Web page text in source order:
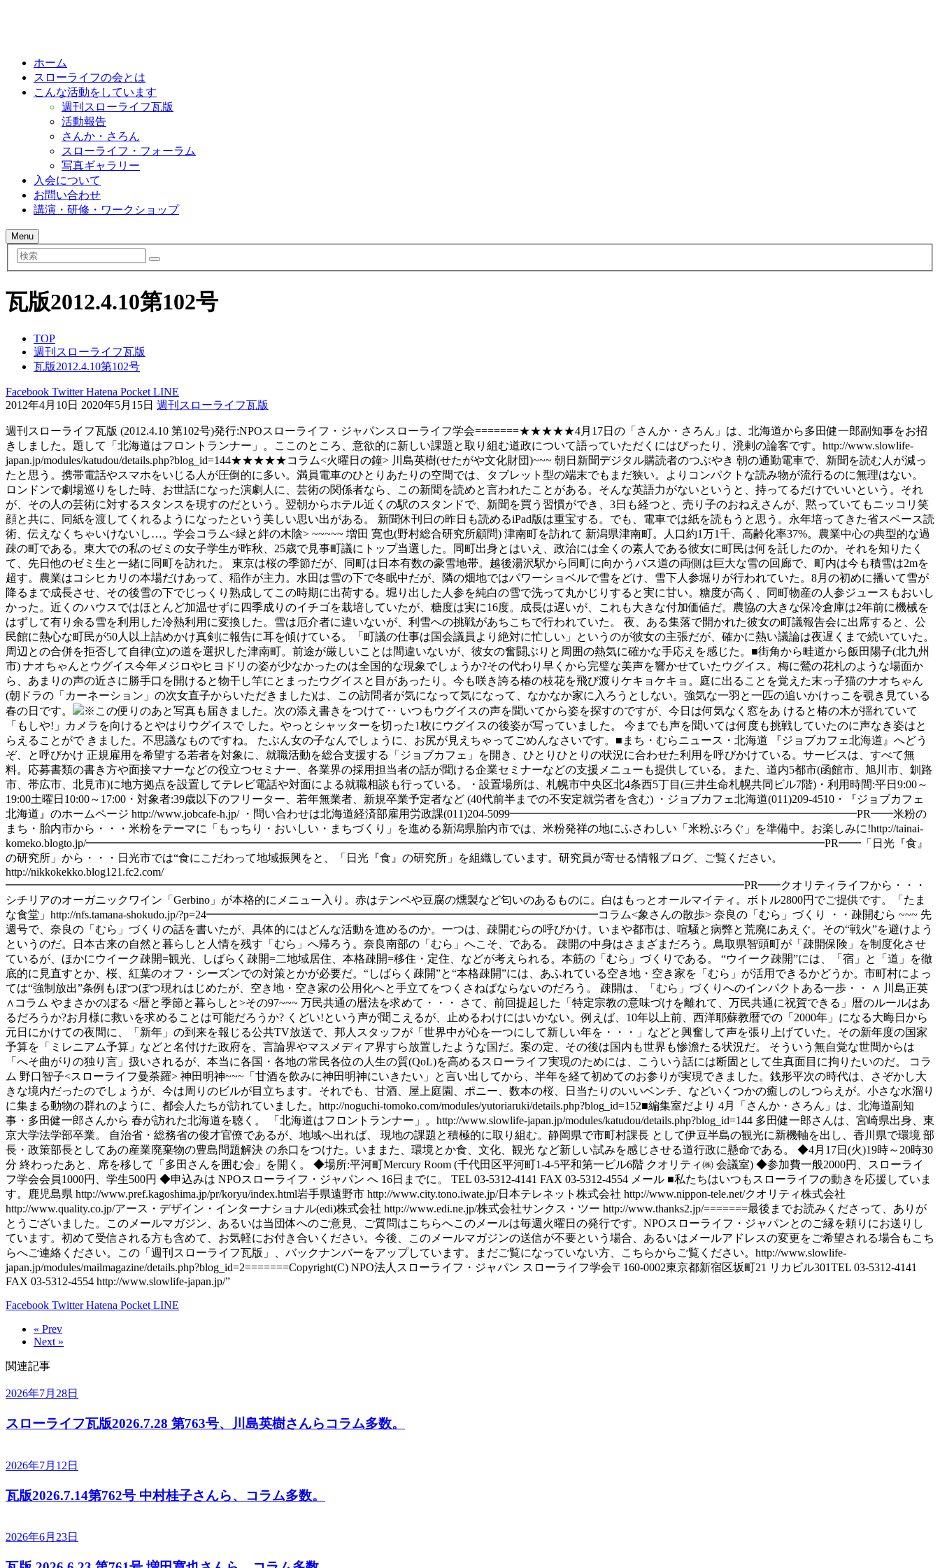
ホーム
スローライフの会とは
こんな活動をしています
週刊スローライフ瓦版
活動報告
さんか・さろん
スローライフ・フォーラム
写真ギャラリー
入会について
お問い合わせ
講演・研修・ワークショップ
Menu
検
索
瓦版2012.4.10第102号
TOP
週刊スローライフ瓦版
瓦版2012.4.10第102号
Facebook TwitterHatena Pocket LINE
2012年4月10日 2020年5月15日 週刊スローライフ瓦版
週刊スローライフ瓦版 (2012.4.10 第102号)発行:NPOスローライフ・ジャパンスローライフ学会=======★★★★★4月17日の「さんか・さろん」は、北海道から多田健一郎副知事をお招
きしました。題して「北海道はフロントランナー」。ここのところ、意欲的に新しい課題と取り組む道政について語っていただくにはぴったり、溌剌の論客です。http://www.slowlife-
japan.jp/modules/katudou/details.php?blog_id=144★★★★★コラム<火曜日の鐘> 川島英樹(せたがや文化財団)~~~ 朝日新聞デジタル購読者のつぶやき 朝の通勤電車で、新聞を読む人が減っ
たと思う。携帯電話やスマホをいじる人が圧倒的に多い。満員電車のひとりあたりの空間では、タブレット型の端末でもまだ狭い。よりコンパクトな読み物が流行るのに無理はない。
ロンドンで劇場巡りをした時、お世話になった演劇人に、芸術の関係者なら、この新聞を読めと言われたことがある。そんな英語力がないというと、持ってるだけでいいという。それ
が、その人の芸術に対するスタンスを現すのだという。翌朝からホテル近くの駅のスタンドで、新聞を買う習慣ができ、3日も経つと、売り子のおねえさんが、黙っていてもニッコリ笑
顔と共に、同紙を渡してくれるようになったという美しい思い出がある。 新聞休刊日の昨日も読めるiPad版は重宝する。でも、電車では紙を読もうと思う。永年培ってきた省スペース読
術、伝えなくちゃいけないし…。学会コラム<緑と絆の木陰> ~~~~~ 増田 寛也(野村総合研究所顧問) 津南町を訪れて 新潟県津南町。人口約1万1千、高齢化率37%。農業中心の典型的な過
疎の町である。東大での私のゼミの女子学生が昨秋、25歳で見事町議にトップ当選した。同町出身とはいえ、政治には全くの素人である彼女に町民は何を託したのか。それを知りたく
て、先日他のゼミ生と一緒に同町を訪れた。 東京は桜の季節だが、同町は日本有数の豪雪地帯。越後湯沢駅から同町に向かうバス道の両側は巨大な雪の回廊で、町内は今も積雪は2mを
超す。農業はコシヒカリの本場だけあって、稲作が主力。水田は雪の下で冬眠中だが、隣の畑地ではパワーショベルで雪をどけ、雪下人参堀りが行われていた。8月の初めに播いて雪が
降るまで成長させ、その後雪の下でじっくり熟成してこの時期に出荷する。堀り出した人参を純白の雪で洗って丸かじりすると実に甘い。糖度が高く、同町物産の人参ジュースもおいし
かった。近くのハウスではほとんど加温せずに四季成りのイチゴを栽培していたが、糖度は実に16度。成長は遅いが、これも大きな付加価値だ。農協の大きな保冷倉庫は2年前に機械を
はずして有り余る雪を利用した冷熱利用に変換した。雪は厄介者に違いないが、利雪への挑戦があちこちで行われていた。 夜、ある集落で開かれた彼女の町議報告会に出席すると、公
民館に熱心な町民が50人以上詰めかけ真剣に報告に耳を傾けている。「町議の仕事は国会議員より絶対に忙しい」というのが彼女の主張だが、確かに熱い議論は夜遅くまで続いていた。
周辺との合併を拒否して自律(立)の道を選択した津南町。前途が厳しいことは間違いないが、彼女の奮闘ぶりと周囲の熱気に確かな手応えを感じた。■街角から畦道から飯田陽子(北九州
市) ナオちゃんとウグイス今年メジロやヒヨドリの姿が少なかったのは全国的な現象でしょうか?その代わり早くから完璧な美声を響かせていたウグイス。梅に鶯の花札のような場面か
ら、あまりの声の近さに勝手口を開けると物干し竿にとまったウグイスと目があったり。今も咲き誇る椿の枝花を飛び渡りケキョケキョ。庭に出ることを覚えた末っ子猫のナオちゃん
(朝ドラの「カーネーション」の次女直子からいただきました)は、この訪問者が気になって気になって、なかなか家に入ろうとしない。強気な一羽と一匹の追いかけっこを覗き見ている
春の日です。
※この便りのあと写真も届きました。次の添え書きをつけて‥ いつもウグイスの声を聞いてから姿を探すのですが、今日は何気なく窓をあ けると椿の木が揺れていて
「もしや!」カメラを向けるとやはりウグイスで した。やっとシャッターを切った1枚にウグイスの後姿が写っていました。 今までも声を聞いては何度も挑戦していたのに声なき姿はと
らえることがで きました。不思議なものですね。 たぶん女の子なんでしょうに、お尻が見えちゃってごめんなさいです。■まち・むらニュース・北海道 『ジョブカフェ北海道』へどう
ぞ、と呼びかけ 正規雇用を希望する若者を対象に、就職活動を総合支援する「ジョブカフェ」を開き、ひとりひとりの状況に合わせた利用を呼びかけている。サービスは、すべて無
料。応募書類の書き方や面接マナーなどの役立つセミナー、各業界の採用担当者の話が聞ける企業セミナーなどの支援メニューも提供している。また、道内5都市(函館市、旭川市、釧路
市、帯広市、北見市)に地方拠点を設置してテレビ電話や対面による就職相談も行っている。・設置場所は、札幌市中央区北4条西5丁目(三井生命札幌共同ビル7階)・利用時間:平日9:00～
19:00土曜日10:00～17:00・対象者:39歳以下のフリーター、若年無業者、新規卒業予定者など (40代前半までの不安定就労者を含む) ・ジョブカフェ北海道(011)209-4510・『ジョブカフェ
北海道』のホームページ http://www.jobcafe-h.jp/ ・問い合わせは北海道経済部雇用労政課(011)204-5099━━━━━━━━━━━━━━━━━━━━━━━━━━━━━━━PR━━米粉の
まち・胎内市から・・・米粉をテーマに「もっちり・おいしい・まちづくり」を進める新潟県胎内市では、米粉発祥の地にふさわしい「米粉ぶろぐ」を準備中。お楽しみに!http://tainai-
komeko.blogto.jp/━━━━━━━━━━━━━━━━━━━━━━━━━━━━━━━━━━━━━━━━━━━━━━━━━━━━━━━━━━━━━━━━━━PR━━「日光『食』
の研究所」から・・・日光市では“食にこだわって地域振興をと、「日光『食』の研究所」を組織しています。研究員が寄せる情報ブログ、ご覧ください。
http://nikkokekko.blog121.fc2.com/
━━━━━━━━━━━━━━━━━━━━━━━━━━━━━━━━━━━━━━━━━━━━━━━━━━━━━━━━━━━━━━━━━━PR━━クオリティライフから・・・
シチリアのオーガニックワイン「Gerbino」が本格的にメニュー入り。赤はテンペや豆腐の燻製など匂いのあるものに。白はもっとオールマイティ。ボトル2800円でご提供です。「たま
な食堂」http://nfs.tamana-shokudo.jp/?p=24━━━━━━━━━━━━━━━━━━━━━━━━━━━━━━━━━━━コラム<象さんの散歩> 奈良の「むら」づくり ・・疎開むら ~~~ 先
週号で、奈良の「むら」づくりの話を書いたが、具体的にはどんな活動を進めるのか。一つは、疎開むらの呼びかけ。いまや都市は、喧騒と病弊と荒廃にあえぐ。その“戦火”を避けよう
というのだ。日本古来の自然と暮らしと人情を残す「むら」へ帰ろう。奈良南部の「むら」へこそ、である。 疎開の中身はさまざまだろう。鳥取県智頭町が「疎開保険」を制度化させ
ているが、ほかにウイーク疎開=観光、しばらく疎開=二地域居住、本格疎開=移住・定住、などが考えられる。本筋の「むら」づくりである。 “ウイーク疎開”には、「宿」と「道」を徹
底的に見直すとか、桜、紅葉のオフ・シーズンでの対策とかが必要だ。“しばらく疎開”と“本格疎開”には、あふれている空き地・空き家を「むら」が活用できるかどうか。市町村によっ
ては“強制放出”条例もぼつぼつ現れはじめたが、空き地・空き家の公用化へと手立てをつくさねばならないのだろう。 疎開は、「むら」づくりへのインパクトある一歩・・ ∧ 川島正英
∧コラム やまさかのぼる <暦と季節と暮らしと>その97~~~ 万民共通の暦法を求めて・・・ さて、前回提起した「特定宗教の意味づけを離れて、万民共通に祝賀できる」暦のルールはあ
るだろうか?お月様に救いを求めることは可能だろうか? くどい!という声が聞こえるが、止めるわけにはいかない。例えば、10年以上前、西洋耶蘇教暦での「2000年」になる大晦日から
元日にかけての夜間に、「新年」の到来を報じる公共TV放送で、邦人スタッフが「世界中が心を一つにして新しい年を・・・」などと興奮して声を張り上げていた。その新年度の国家
予算を「ミレニアム予算」などと名付けた政府を、言論界やマスメディア界すら放置したような国だ。案の定、その後は国内も世界も惨澹たる状況だ。 そういう無自覚な世間からは
「へそ曲がりの独り言」扱いされるが、本当に各国・各地の常民各位の人生の質(QoL)を高めるスローライフ実現のためには、こういう話には断固として生真面目に拘りたいのだ。 コラ
ム 野口智子<スローライフ曼荼羅> 神田明神~~~「甘酒を飲みに神田明神にいきたい」と言い出してから、半年を経て初めてのお参りが実現できました。銭形平次の時代は、さぞかし大
きな境内だったのでしょうが、今は周りのビルが目立ちます。それでも、甘酒、屋上庭園、ポニー、数本の桜、日当たりのいいベンチ、などいくつかの癒しのしつらえが。小さな水溜り
に集まる動物の群れのように、都会人たちが訪れていました。http://noguchi-tomoko.com/modules/yutoriaruki/details.php?blog_id=152■編集室だより 4月「さんか・さろん」は、北海道副知
事・多田健一郎さんから 春が訪れた北海道を聴く。 「北海道はフロントランナー」。http://www.slowlife-japan.jp/modules/katudou/details.php?blog_id=144 多田健一郎さんは、宮崎県出身、東
京大学法学部卒業。 自治省・総務省の俊才官僚であるが、地域へ出れば、 現地の課題と積極的に取り組む。静岡県で市町村課長 として伊豆半島の観光に新機軸を出し、香川県で環境 部
長・政策部長としてあの産業廃棄物の豊島問題解決 の糸口をつけた。いままた、環境とか食、文化、観光 など新しい試みを感じさせる道行政に懸命である。 ◆4月17日(火)19時～20時30
分 終わったあと、席を移して「多田さんを囲む会」を開く。 ◆場所:平河町Mercury Room (千代田区平河町1-4-5平和第一ビル6階 クオリティ㈱ 会議室) ◆参加費一般2000円、スローライ
フ学会会員1000円、学生500円 ◆申込みは NPOスローライフ・ジャパン へ 16日までに。 TEL 03-5312-4141 FAX 03-5312-4554 メール ■私たちはいつもスローライフの動きを応援していま
す。鹿児島県 http://www.pref.kagoshima.jp/pr/koryu/index.html岩手県遠野市 http://www.city.tono.iwate.jp/日本テレネット株式会社 http://www.nippon-tele.net/クオリティ株式会社
http://www.quality.co.jp/アース・デザイン・インターナショナル(edi)株式会社 http://www.edi.ne.jp/株式会社サンクス・ツー http://www.thanks2.jp/=======最後までお読みくださって、ありが
とうございました。このメールマガジン、あるいは当団体へのご意見、ご質問はこちらへこのメールは毎週火曜日の発行です。NPOスローライフ・ジャパンとのご縁を頼りにお送りし
ています。初めて受信される方も含めて、お気軽にお付き合いください。今後、このメールマガジンの送信が不要という場合、あるいはメールアドレスの変更をご希望される場合もこち
らへご連絡ください。この「週刊スローライフ瓦版」、バックナンバーをアップしています。まだご覧になっていない方、こちらからご覧ください。http://www.slowlife-
japan.jp/modules/mailmagazine/details.php?blog_id=2=======Copyright(C) NPO法人スローライフ・ジャパン スローライフ学会〒160-0002東京都新宿区坂町21 リカビル301TEL 03-5312-4141
FAX 03-5312-4554 http://www.slowlife-japan.jp/”
Facebook TwitterHatena Pocket LINE
« Prev
Next »
関連記事
2026年7月28日
スローライフ瓦版2026.7.28 第763号、川島英樹さんらコラム多数。
2026年7月12日
瓦版2026.7.14第762号 中村桂子さんら、コラム多数。
2026年6月23日